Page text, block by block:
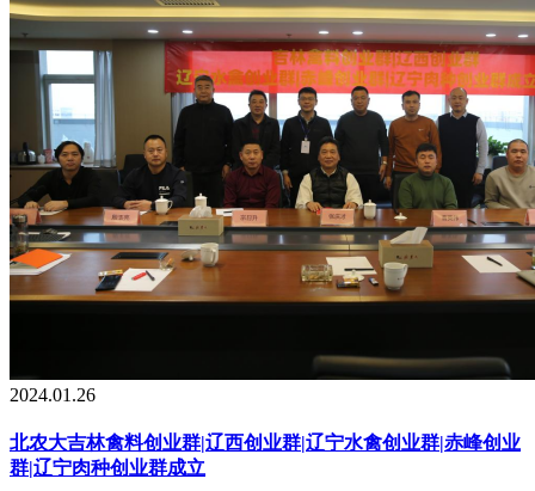
2024.01.26
北农大吉林禽料创业群|辽西创业群|辽宁水禽创业群|赤峰创业
群|辽宁肉种创业群成立